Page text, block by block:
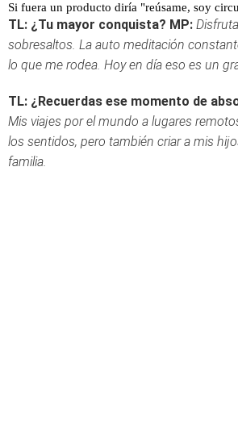
Si fuera un producto diría "reúsame, soy
TL: ¿Tu mayor conquista? MP:
sobresaltos. La auto meditación
lo que me rodea. Hoy en día eso es un
TL: ¿Recuerdas ese momento de
Mis viajes por el mundo a lugares
los sentidos, pero también criar a mis
familia.